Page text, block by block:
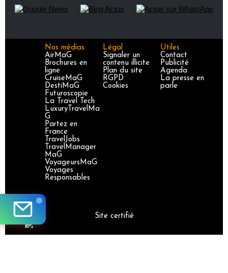
Nos médias
AirMaG
Brochures en
ligne
CruiseMaG
DestiMaG
Futuroscopie
La Travel Tech
LuxuryTravelMa
G
Partez en
France
TravelJobs
TravelManager
MaG
VoyageursMaG
Voyages
Responsables
Légal
Signaler un
contenu illicite
Plan du site
RGPD
Cookies
Utiles
Contact
Publicité
Agenda
La presse en
parle
Site certifié